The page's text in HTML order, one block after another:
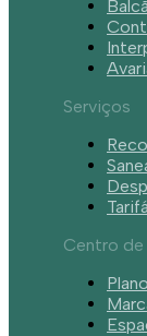
Serviços
Centro de